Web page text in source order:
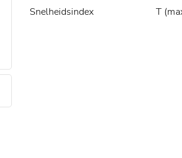
Snelheidsindex
T